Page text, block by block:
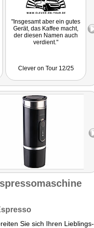
"Insgesamt aber ein gutes
Gerät, das Kaffee macht,
der diesen Namen auch
verdient."
Clever on Tour 12/25
Sie sich Ihren Lieblings-